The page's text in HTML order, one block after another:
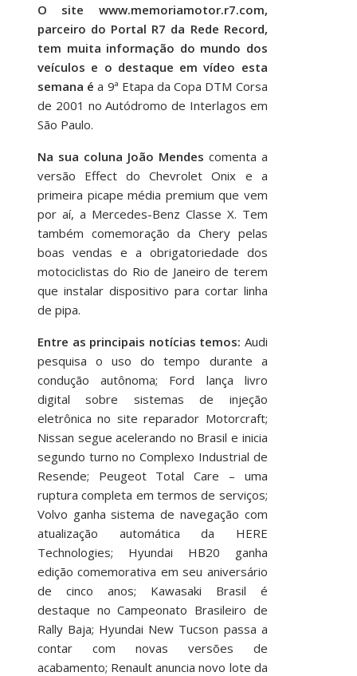
O site www.memoriamotor.r7.com,
parceiro do Portal R7 da Rede Record,
tem muita informação do mundo dos
veículos e o destaque em vídeo esta
semana éa 9ª Etapa da Copa DTM Corsa
de 2001 no Autódromo de Interlagos em
São Paulo.
Na sua coluna João Mendes comenta a
versão Effect do Chevrolet Onix e a
primeira picape média premium que vem
por aí, a Mercedes-Benz Classe X. Tem
também comemoração da Chery pelas
boas vendas e a obrigatoriedade dos
motociclistas do Rio de Janeiro de terem
que instalar dispositivo para cortar linha
de pipa.
Entre as principais notícias temos: Audi
pesquisa o uso do tempo durante a
condução autônoma; Ford lança livro
digital sobre sistemas de injeção
eletrônica no site reparador Motorcraft;
Nissan segue acelerando no Brasil e inicia
segundo turno no Complexo Industrial de
Resende; Peugeot Total Care – uma
ruptura completa em termos de serviços;
Volvo ganha sistema de navegação com
atualização automática da HERE
Technologies; Hyundai HB20 ganha
edição comemorativa em seu aniversário
de cinco anos; Kawasaki Brasil é
destaque no Campeonato Brasileiro de
Rally Baja; Hyundai New Tucson passa a
contar com novas versões de
acabamento; Renault anuncia novo lote da